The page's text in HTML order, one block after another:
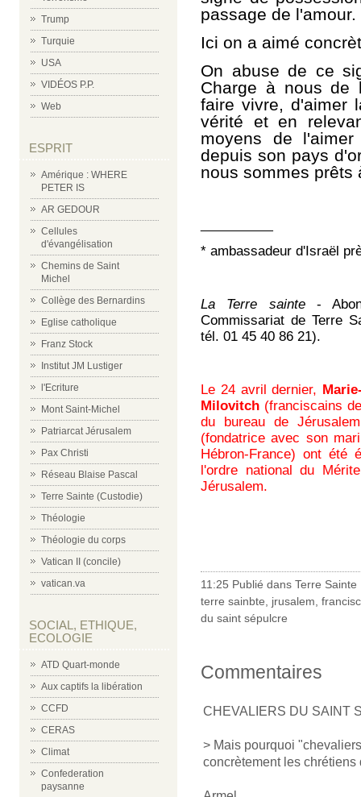
Trump
Turquie
USA
VIDÉOS P.P.
Web
ESPRIT
Amérique : WHERE
PETER IS
AR GEDOUR
Cellules
d'évangélisation
Chemins de Saint
Michel
Collège des Bernardins
Eglise catholique
Franz Stock
Institut JM Lustiger
l'Ecriture
Mont Saint-Michel
Patriarcat Jérusalem
Pax Christi
Réseau Blaise Pascal
Terre Sainte (Custodie)
Théologie
Théologie du corps
Vatican II (concile)
vatican.va
SOCIAL, ETHIQUE,
ECOLOGIE
ATD Quart-monde
Aux captifs la libération
CCFD
CERAS
Climat
Confederation
paysanne
passage de l'amour.
Ici on a aimé
On abuse de ce
Charge à nous de
faire vivre, d'aimer
vérité et en
moyens de
depuis son pays
nous sommes prêts
* ambassadeur d'Israël
La Terre sainte-
Commissariat de Terre
tél. 01 45 40 86 21).
Le 24 avril dernier,
Milovitch (franciscains
du bureau de
(fondatrice avec son
Hébron-France) ont été
l'ordre national du
Jérusalem.
11:25 Publié dans Terre Sainte
terre sainbte
jrusalem
du saint sépulcre
Commentaires
CHEVALIERS DU SAINT
> Mais pourquoi
concrètement les chrétiens